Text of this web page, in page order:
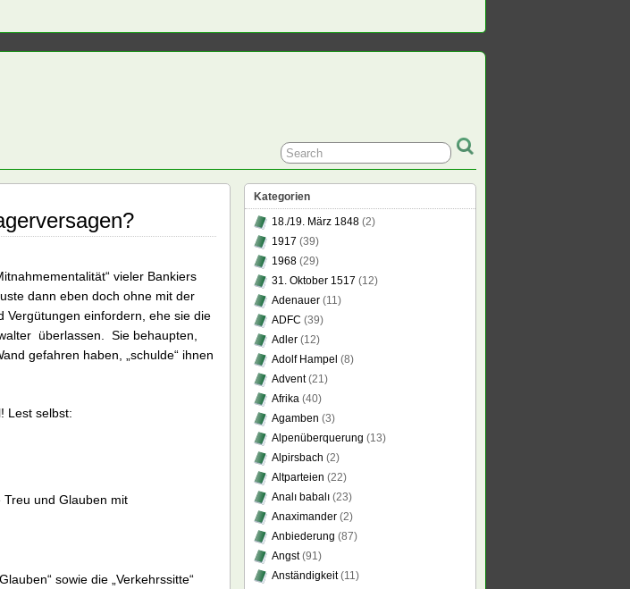
vieler Bankiers
dann eben doch ohne mit der
Vergütungen einfordern, ehe sie die
überlassen. Sie behaupten,
gefahren haben, „schulde“ ihnen
Lest selbst:
und Glauben mit
sowie die „Verkehrssitte“
Kategorien
18./19. März 1848 (2)
1917 (39)
1968 (29)
31. Oktober 1517 (12)
Adenauer (11)
ADFC (39)
Adler (12)
Adolf Hampel (8)
Advent(21)
Afrika (40)
Agamben (3)
Alpenüberquerung (13)
Alpirsbach (2)
Altparteien (22)
Analı babalı (23)
Anaximander (2)
Anbiederung (87)
Angst(91)
Anständigkeit(11)